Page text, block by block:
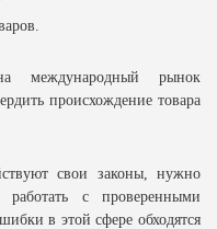
международный рынок
происхождение товара
свои законы, нужно
с проверенными
в этой сфере обходятся